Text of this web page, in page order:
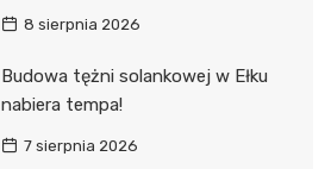
8 sierpnia 2026
Budowa tężni solankowej w Ełku
nabiera tempa!
7 sierpnia 2026